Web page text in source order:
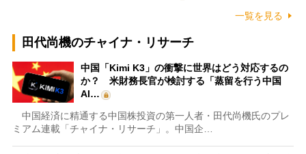
一覧を見る
田代尚機のチャイナ・リサーチ
中国「Kimi K3」の衝撃に世界はどう対応するの
か？ 米財務長官が検討する「蒸留を行う中国
AI…
中国経済に精通する中国株投資の第一人者・田代尚機氏のプレ
ミアム連載「チャイナ・リサーチ」。中国企…